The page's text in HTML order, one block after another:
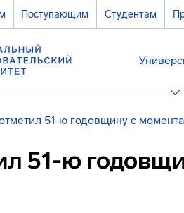
Поступающим Студентам
51-ю годовщину с
51-ю